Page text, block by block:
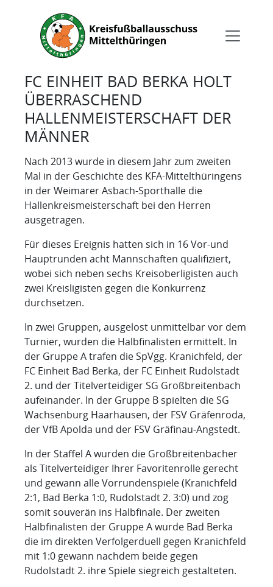
FC EINHEIT BAD BERKA HOLT
ÜBERRASCHEND
HALLENMEISTERSCHAFT DER
MÄNNER
Nach 2013 wurde in diesem Jahr zum zweiten
Mal in der Geschichte des KFA-Mittelthüringens
in der Weimarer Asbach-Sporthalle die
Hallenkreismeisterschaft bei den Herren
ausgetragen.
Für dieses Ereignis hatten sich in 16 Vor-und
Hauptrunden acht Mannschaften qualifiziert,
wobei sich neben sechs Kreisoberligisten auch
zwei Kreisligisten gegen die Konkurrenz
durchsetzen.
In zwei Gruppen, ausgelost unmittelbar vor dem
Turnier, wurden die Halbfinalisten ermittelt. In
der Gruppe A trafen die SpVgg. Kranichfeld, der
FC Einheit Bad Berka, der FC Einheit Rudolstadt
2. und der Titelverteidiger SG Großbreitenbach
aufeinander. In der Gruppe B spielten die SG
Wachsenburg Haarhausen, der FSV Gräfenroda,
der VfB Apolda und der FSV Gräfinau-Angstedt.
In der Staffel A wurden die Großbreitenbacher
als Titelverteidiger Ihrer Favoritenrolle gerecht
und gewann alle Vorrundenspiele (Kranichfeld
2:1, Bad Berka 1:0, Rudolstadt 2. 3:0) und zog
somit souverän ins Halbfinale. Der zweiten
Halbfinalisten der Gruppe A wurde Bad Berka
die im direkten Verfolgerduell gegen Kranichfeld
mit 1:0 gewann nachdem beide gegen
Rudolstadt 2. ihre Spiele siegreich gestalteten.